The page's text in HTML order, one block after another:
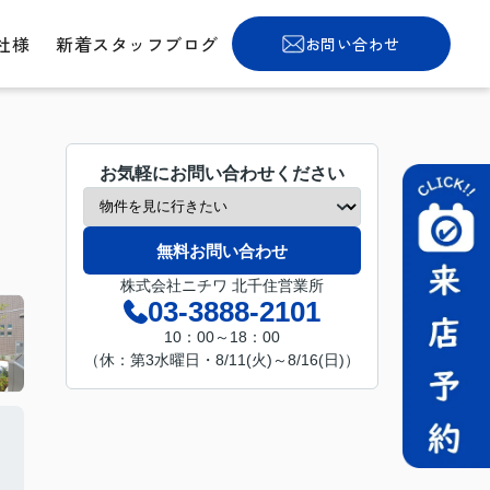
様 新着スタッフブログ お問い合わせ
お気軽にお問い合わせください
無料お問い合わせ
株式会社ニチワ 北千住営業所
03-3888-2101
10：00～18：00
（休：第3水曜日・8/11(火)～8/16(日)）